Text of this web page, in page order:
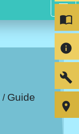
menu
/ Guide
import_contacts
info
build
room